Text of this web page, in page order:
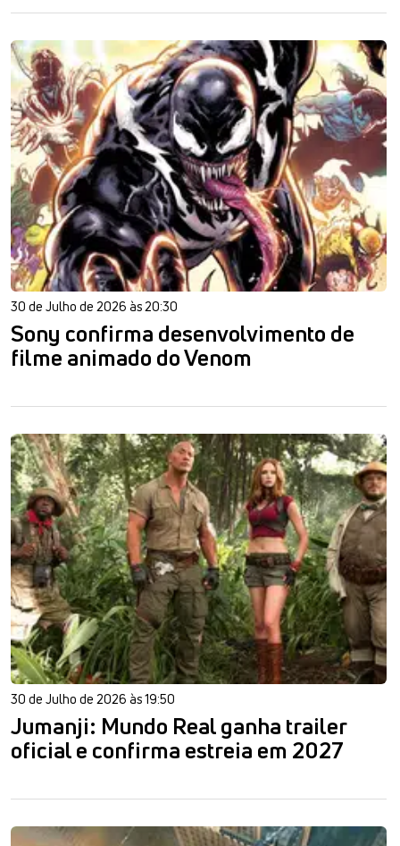
30 de Julho de 2026 às 20:30
Sony confirma desenvolvimento de
filme animado do Venom
30 de Julho de 2026 às 19:50
Jumanji: Mundo Real ganha trailer
oficial e confirma estreia em 2027